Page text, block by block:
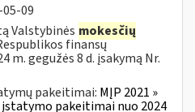
09
Valstybinės mokesčių
finansų
gegužės 8 d. įsakymą Nr.
pakeitimai: MĮP 2021 »
pakeitimai nuo 2024